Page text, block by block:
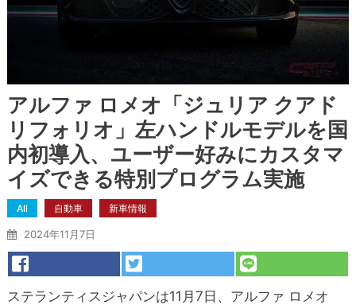
アルファ ロメオ「ジュリア クアド
リフォリオ」左ハンドルモデルを国
内初導入、ユーザー好みにカスタマ
イズできる特別プログラム実施
All 自動車 新車情報
2024年11月7日
ステランティスジャパンは11月7日、アルファ ロメオ